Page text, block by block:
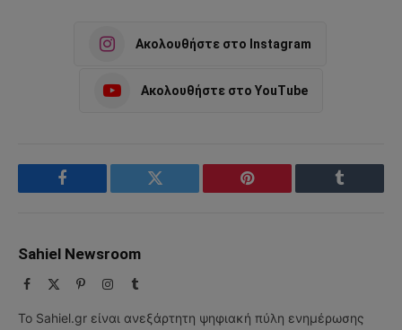
Ακολουθήστε στο Instagram
Ακολουθήστε στο YouTube
Facebook Twitter Pinterest Tumblr
Sahiel Newsroom
Facebook PinterestInstagram
Tumblr
Το Sahiel.gr είναι ανεξάρτητη ψηφιακή πύλη ενημέρωσης